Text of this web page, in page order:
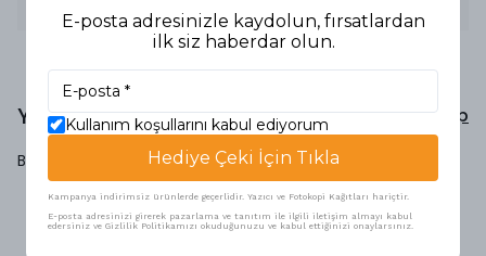
Yorumlar Yorum Yap
Bu ürün için henüz yorum yapılmamış.
E-posta adresinizle kaydolun, fırsatlardan
ilk siz haberdar olun.
Kullanım koşullarını kabul ediyorum
Hediye Çeki İçin Tıkla
Kampanya indirimsiz ürünlerde geçerlidir. Yazıcı ve Fotokopi Kağıtları hariçtir.
E-posta adresinizi girerek pazarlama ve tanıtım ile ilgili iletişim almayı kabul
edersiniz ve Gizlilik Politikamızı okuduğunuzu ve kabul ettiğinizi onaylarsınız.